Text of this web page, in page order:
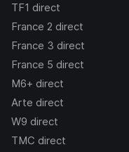
TF1 direct
France 2 direct
France 3 direct
France 5 direct
M6+ direct
Arte direct
W9 direct
TMC direct